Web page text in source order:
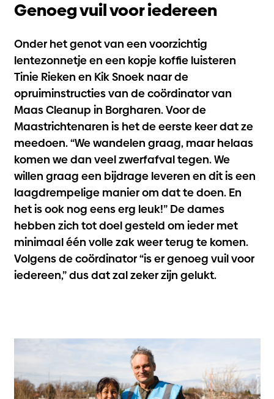
Genoeg vuil voor iedereen
Onder het genot van een voorzichtig
lentezonnetje en een kopje koffie luisteren
Tinie Rieken en Kik Snoek naar de
opruiminstructies van de coördinator van
Maas Cleanup in Borgharen. Voor de
Maastrichtenaren is het de eerste keer dat ze
meedoen. “We wandelen graag, maar helaas
komen we dan veel zwerfafval tegen. We
willen graag een bijdrage leveren en dit is een
laagdrempelige manier om dat te doen. En
het is ook nog eens erg leuk!” De dames
hebben zich tot doel gesteld om ieder met
minimaal één volle zak weer terug te komen.
Volgens de coördinator “is er genoeg vuil voor
iedereen,” dus dat zal zeker zijn gelukt.